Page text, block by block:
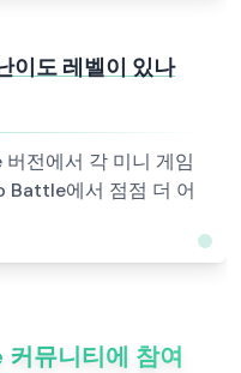
이도 레벨이 있나
전에서 각 미니 게임
Battle에서 점점 더 어
뮤니티에 참여